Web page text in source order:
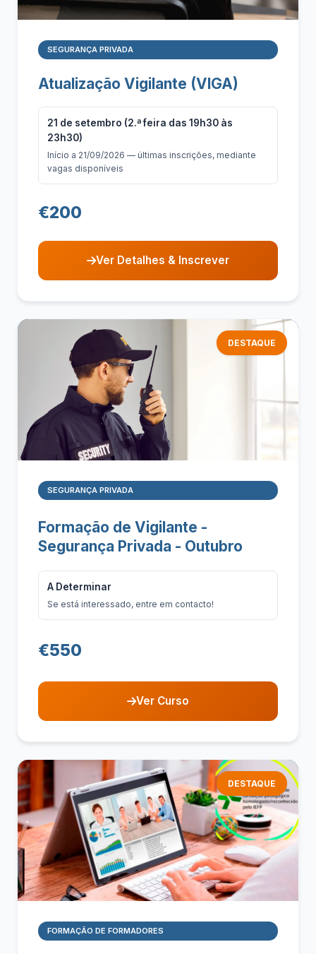
SEGURANÇA PRIVADA
Atualização Vigilante (VIGA)
21 de setembro (2.ª feira das 19h30 às
23h30)
Início a 21/09/2026 — últimas inscrições, mediante
vagas disponíveis
€200
Ver Detalhes & Inscrever
DESTAQUE
SEGURANÇA PRIVADA
Formação de Vigilante -
Segurança Privada - Outubro
A Determinar
Se está interessado, entre em contacto!
€550
Ver Curso
DESTAQUE
FORMAÇÃO DE FORMADORES